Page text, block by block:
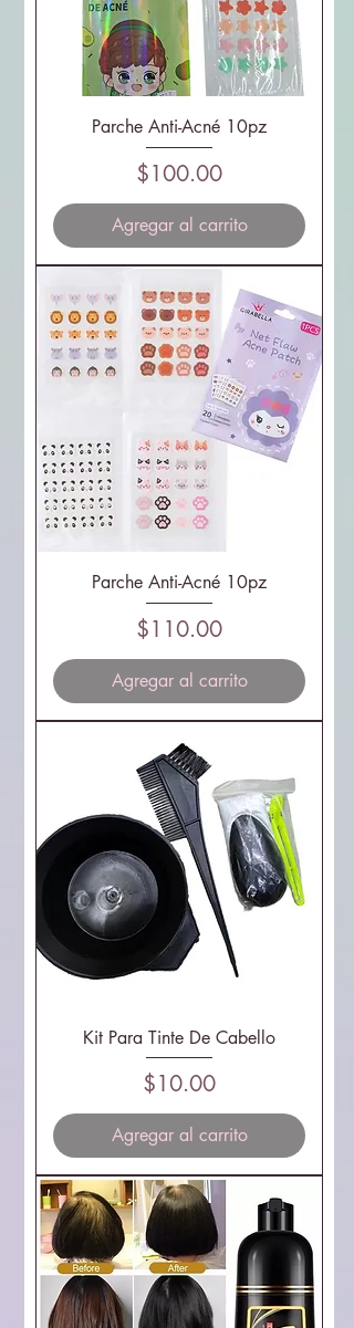
Parche Anti-Acné 10pz
Precio
$100.00
Agregar al carrito
Parche Anti-Acné 10pz
Precio
$110.00
Agregar al carrito
Kit Para Tinte De Cabello
Precio
$10.00
Agregar al carrito